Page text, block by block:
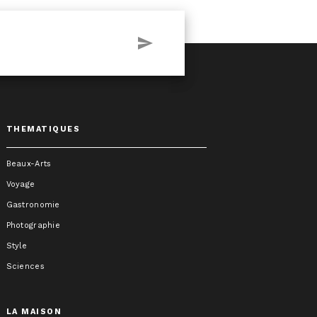
send
THEMATIQUES
Beaux-Arts
Voyage
Gastronomie
Photographie
Style
Sciences
LA MAISON